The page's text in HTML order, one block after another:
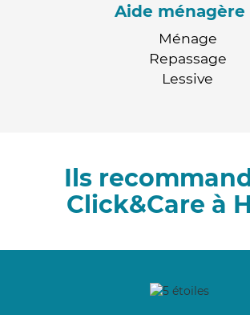
Aide ménagère
Ménage
Repassage
Lessive
Ils
Click&Care à